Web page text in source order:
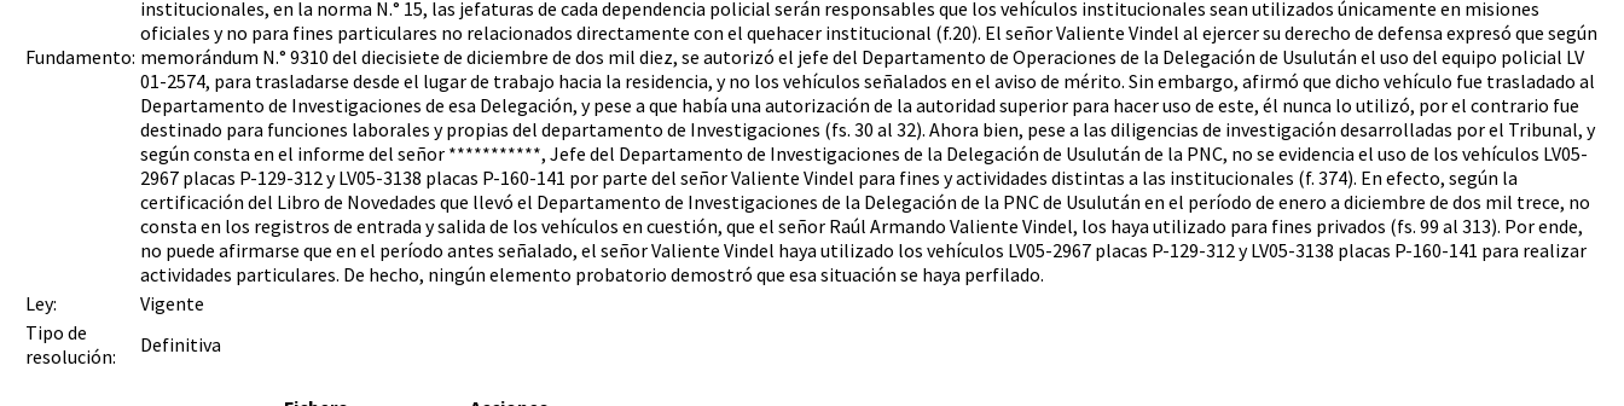
Fundamento:
institucionales, en la norma N.° 15, las jefaturas de cada dependencia policial serán responsables que los vehículos institucionales sean utilizados únicamente en misiones
oficiales y no para fines particulares no relacionados directamente con el quehacer institucional (f.20). El señor Valiente Vindel al ejercer su derecho de defensa expresó que según
memorándum N.° 9310 del diecisiete de diciembre de dos mil diez, se autorizó el jefe del Departamento de Operaciones de la Delegación de Usulután el uso del equipo policial LV
01-2574, para trasladarse desde el lugar de trabajo hacia la residencia, y no los vehículos señalados en el aviso de mérito. Sin embargo, afirmó que dicho vehículo fue trasladado al
Departamento de Investigaciones de esa Delegación, y pese a que había una autorización de la autoridad superior para hacer uso de este, él nunca lo utilizó, por el contrario fue
destinado para funciones laborales y propias del departamento de Investigaciones (fs. 30 al 32). Ahora bien, pese a las diligencias de investigación desarrolladas por el Tribunal, y
según consta en el informe del señor ***********, Jefe del Departamento de Investigaciones de la Delegación de Usulután de la PNC, no se evidencia el uso de los vehículos LV05-
2967 placas P-129-312 y LV05-3138 placas P-160-141 por parte del señor Valiente Vindel para fines y actividades distintas a las institucionales (f. 374). En efecto, según la
certificación del Libro de Novedades que llevó el Departamento de Investigaciones de la Delegación de la PNC de Usulután en el período de enero a diciembre de dos mil trece, no
consta en los registros de entrada y salida de los vehículos en cuestión, que el señor Raúl Armando Valiente Vindel, los haya utilizado para fines privados (fs. 99 al 313). Por ende,
no puede afirmarse que en el período antes señalado, el señor Valiente Vindel haya utilizado los vehículos LV05-2967 placas P-129-312 y LV05-3138 placas P-160-141 para realizar
actividades particulares. De hecho, ningún elemento probatorio demostró que esa situación se haya perfilado.
Ley:
Vigente
Tipo de
resolución:
Definitiva